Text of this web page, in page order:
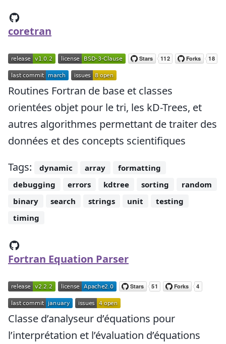
coretran
Routines Fortran de base et classes
orientées objet pour le tri, les kD-Trees, et
autres algorithmes permettant de traiter des
données et des concepts scientifiques
Tags:
dynamic array
formatting
debugging
errors kdtree sorting
random
binary
search strings unit
testing
timing
Fortran Equation Parser
Classe d’analyseur d’équations pour
l’interprétation et l’évaluation d’équations